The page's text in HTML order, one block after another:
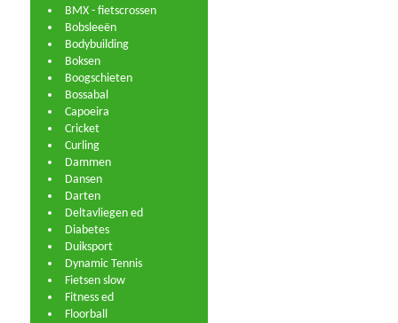
BMX - fietscrossen
Bobsleeën
Bodybuilding
Boksen
Boogschieten
Bossabal
Capoeira
Cricket
Curling
Dammen
Dansen
Darten
Deltavliegen ed
Diabetes
Duiksport
Dynamic Tennis
Fietsen slow
Fitness ed
Floorball